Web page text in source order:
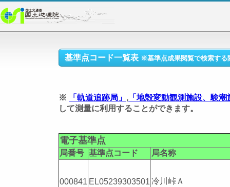
基準点コード一覧表 ※基準点成果閲覧で検索する
※ 「軌道追跡局」 , 「地殻変動観測施設、験
して測量に利用することができます。
電子基準点
局番号 基準点コード 局名称
000841 EL05239303501 冷川峠Ａ